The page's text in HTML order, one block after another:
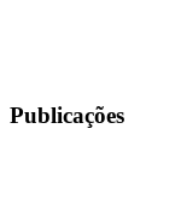
Publicações